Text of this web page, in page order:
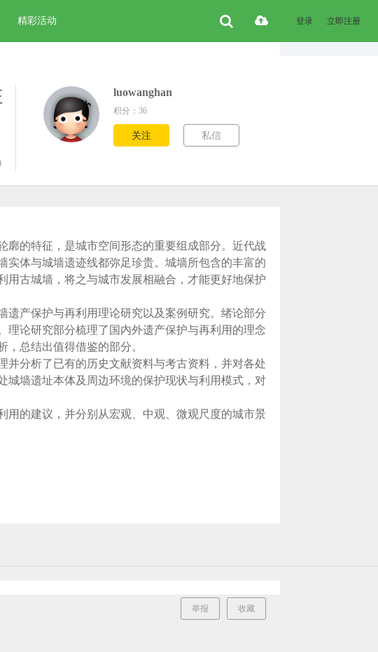
精彩活动 立即注册
登录
luowanghan
积分：36
关注 私信
廓的特征，是城市空间形态的重要组成部分。近代战
体与城墙遗迹线都弥足珍贵。城墙所包含的丰富的
用古城墙，将之与城市发展相融合，才能更好地保护
产保护与再利用理论研究以及案例研究。绪论部分
理论研究部分梳理了国内外遗产保护与再利用的理念
总结出值得借鉴的部分。
分析了已有的历史文献资料与考古资料，并对各处
城墙遗址本体及周边环境的保护现状与利用模式，对
用的建议，并分别从宏观、中观、微观尺度的城市景
收藏
举报